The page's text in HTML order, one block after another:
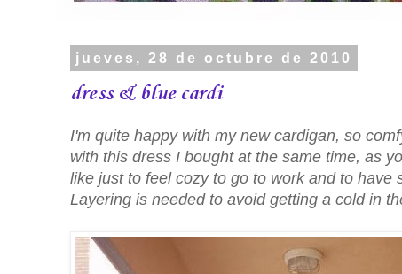
jueves, 28 de octubre de 2010
dress & blue cardi
I'm quite happy with my new cardigan, so
with this dress I bought at the same time, as
like just to feel cozy to go to work and to have
Layering is needed to avoid getting a cold in